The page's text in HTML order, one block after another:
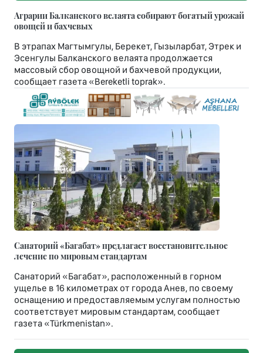
Аграрии Балканского велаята собирают богатый урожай
овощей и бахчевых
В этрапах Магтымгулы, Берекет, Гызыларбат, Этрек и
Эсенгулы Балканского велаята продолжается
массовый сбор овощной и бахчевой продукции,
сообщает газета «Bereketli toprak».
Санаторий «Багабат» предлагает восстановительное
лечение по мировым стандартам
Санаторий «Багабат», расположенный в горном
ущелье в 16 километрах от города Анев, по своему
оснащению и предоставляемым услугам полностью
соответствует мировым стандартам, сообщает
газета «Türkmenistan».